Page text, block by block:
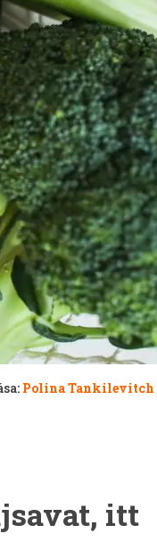
Polina Tankilevitch
itt